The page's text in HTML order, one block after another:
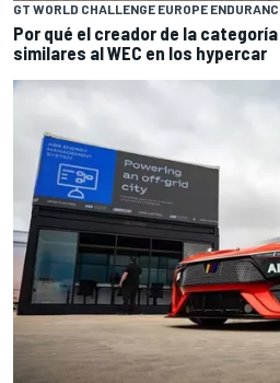
GT WORLD CHALLENGE EUROPE
Por qué el creador de la
similares al WEC en los hypercar